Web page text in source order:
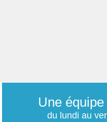
Une
du lundi au